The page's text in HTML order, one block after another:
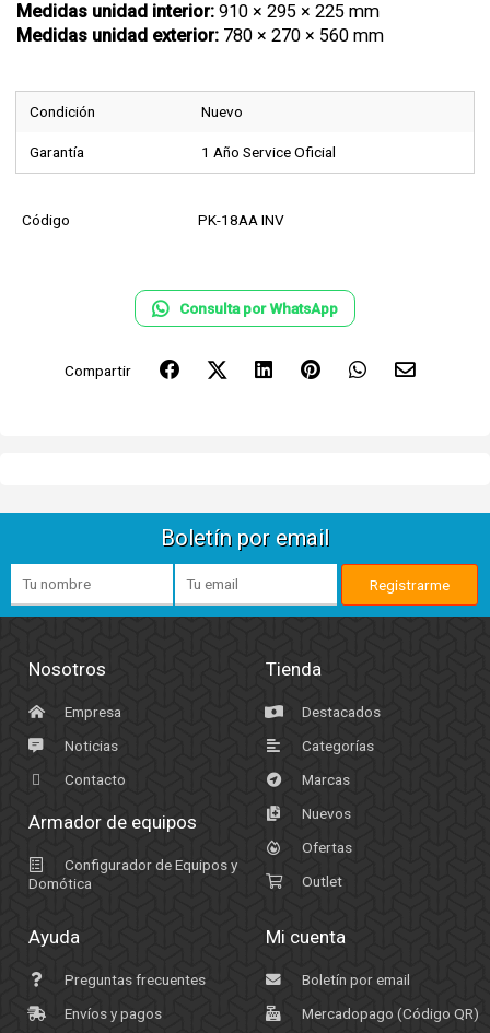
Medidas unidad interior: 910 × 295 × 225 mm
Medidas unidad exterior: 780 × 270 × 560 mm
Condición Nuevo
Garantía 1 Año Service Oficial
Código PK-18AA INV
Consulta por WhatsApp
Compartir
Boletín por email
Nosotros
Empresa
Noticias
Contacto
Armador de equipos
Configurador de Equipos y
Domótica
Tienda
Destacados
Categorías
Marcas
Nuevos
Ofertas
Outlet
Ayuda
Preguntas frecuentes
Envíos y pagos
Mi cuenta
Boletín por email
Mercadopago (Código QR)